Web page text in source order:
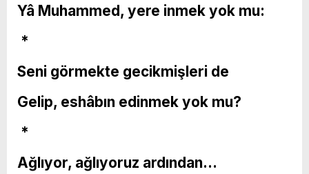
Yâ Muhammed, yere inmek yok mu:
*
Seni görmekte gecikmişleri de
Gelip, eshâbın edinmek yok mu?
*
Ağlıyor, ağlıyoruz ardından…